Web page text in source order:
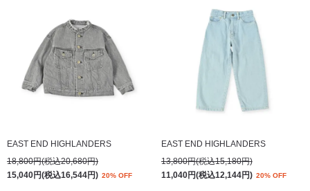
EAST END HIGHLANDERS
18,800円(税込20,680円)
15,040円(税込16,544円) 20% OFF
EAST END HIGHLANDERS
13,800円(税込15,180円)
11,040円(税込12,144円) 20% OFF